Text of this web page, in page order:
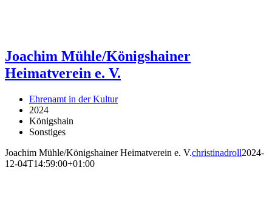
Joachim Mühle/Königshainer
Heimatverein e. V.
Ehrenamt in der Kultur
2024
Königshain
Sonstiges
Joachim Mühle/Königshainer Heimatverein e. V.christinadroll2024-
12-04T14:59:00+01:00